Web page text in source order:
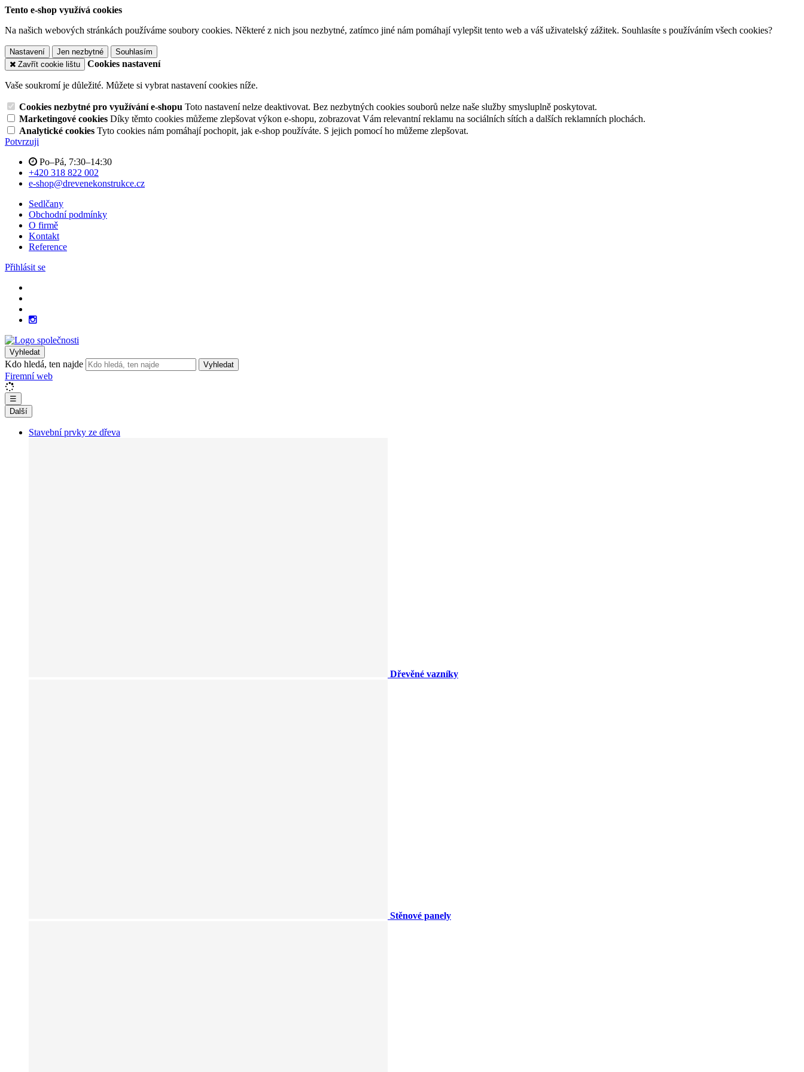
Tento e-shop využívá cookies
Na našich webových stránkách používáme soubory cookies. Některé z nich jsou nezbytné, zatímco jiné nám pomáhají vylepšit tento web a váš uživatelský zážitek. Souhlasíte s používáním všech cookies?
Nastavení Jen nezbytné
Souhlasím
Zavřít cookie lištu
Cookies nastavení
Vaše soukromí je důležité. Můžete si vybrat nastavení cookies níže.
Cookies nezbytné pro využívání e-shopu Toto nastavení nelze deaktivovat. Bez nezbytných cookies souborů nelze naše služby smysluplně poskytovat.
Marketingové cookies Díky těmto cookies můžeme zlepšovat výkon e-shopu, zobrazovat Vám relevantní reklamu na sociálních sítích a dalších reklamních plochách.
Analytické cookies Tyto cookies nám pomáhají pochopit, jak e-shop používáte. S jejich pomocí ho můžeme zlepšovat.
Potvrzuji
Po–Pá, 7:30–14:30
+420 318 822 002
e-shop@drevenekonstrukce.cz
Sedlčany
Obchodní podmínky
O firmě
Kontakt
Reference
Přihlásit se
Vyhledat
Kdo hledá, ten najde Vyhledat
Firemní web
☰
Další
Stavební prvky ze dřeva
Dřevěné vazníky
Stěnové panely